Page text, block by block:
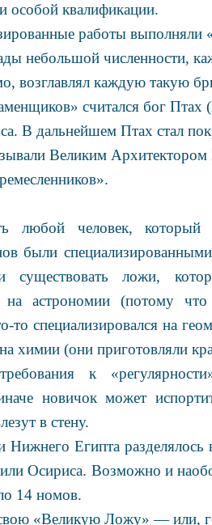
особой квалификации.
работы
небольшой численности,
возглавлял каждую такую
считался бог
В дальнейшем Птах стал
Великим Архитектором
любой человек, который
были
ложи,
на астрономии (потому
то специализировался на
химии (они приготовляли
к
новичок может
в стену.
Нижнего Египта
Осириса. Возможно и
14 номов.
«Великую Ложу» — или,